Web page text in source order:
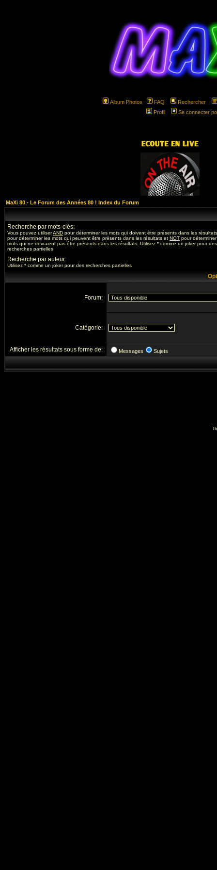
Album Photos FAQ
Rechercher
Profil
Se connecter
MaXi 80 - Le Forum des Années 80 ! Index du Forum
Recherche par mots-clés:
Vous pouvez utiliserAND pour déterminer les mots qui doivent être présents dans les
pour déterminer les mots qui peuvent être présents dans les résultats et NOT pour
mots qui ne devraient pas être présents dans les résultats. Utilisez * comme un joker pour des
recherches partielles
Recherche par auteur:
Utilisez * comme un joker pour des recherches partielles
Forum:
Catégorie:
Afficher les résultats sous forme de: Messages Sujets